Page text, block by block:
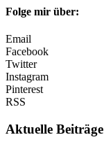
Folge mir über:
Email
Facebook
Twitter
Instagram
Pinterest
RSS
Aktuelle Beiträge